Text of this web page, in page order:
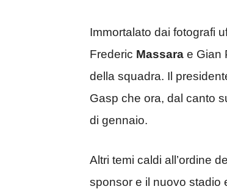
Immortalato dai fotografi
Frederic Massara e Gian
della squadra. Il
Gasp che ora, dal canto
di gennaio.
Altri temi caldi all’ordine
sponsor e il nuovo stadio